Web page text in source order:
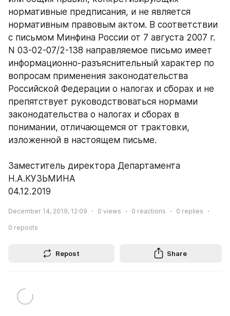
нормативные предписания, и не является
нормативным правовым актом. В соответствии
с письмом Минфина России от 7 августа 2007 г.
N 03-02-07/2-138 направляемое письмо имеет
информационно-разъяснительный характер по
вопросам применения законодательства
Российской Федерации о налогах и сборах и не
препятствует руководствоваться нормами
законодательства о налогах и сборах в
понимании, отличающемся от трактовки,
изложенной в настоящем письме.
Заместитель директора Департамента
Н.А.КУЗЬМИНА
04.12.2019
December 14, 2019, 12:09 0 views 0 reactions 0 replies
0 reposts
Repost Share